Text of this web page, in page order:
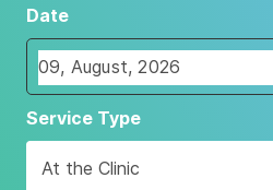
Date
Navigate
forward
interact
Service Type
At the Clinic